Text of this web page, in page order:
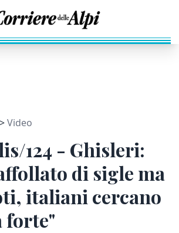
Video
124 - Ghisleri:
di sigle ma
italiani cercano
forte"